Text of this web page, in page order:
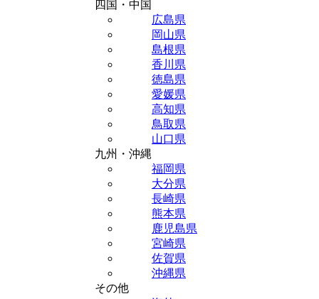
四国・中国
広島県
岡山県
島根県
香川県
徳島県
愛媛県
高知県
鳥取県
山口県
九州・沖縄
福岡県
大分県
長崎県
熊本県
鹿児島県
宮崎県
佐賀県
沖縄県
その他